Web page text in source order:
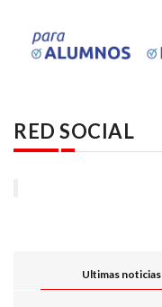
RED SOCIAL
Ultimas noticias